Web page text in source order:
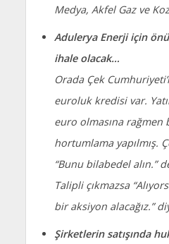
Medya, Akfel Gaz ve
Adulerya Enerji için
ihale olacak…
Orada Çek
euroluk kredisi var.
euro olmasına rağmen
hortumlama yapılmış.
“Bunu bilabedel alın.”
Talipli çıkmazsa
bir aksiyon alacağız.”
Şirketlerin satışında